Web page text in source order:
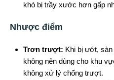
khó bị trầy xước hơn gấp
Nhược điểm
Trơn trượt: Khi bị ướt,
không nên dùng cho khu
không xử lý chống trượt.